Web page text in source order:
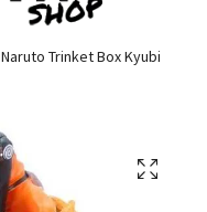
Naruto Trinket Box Kyubi